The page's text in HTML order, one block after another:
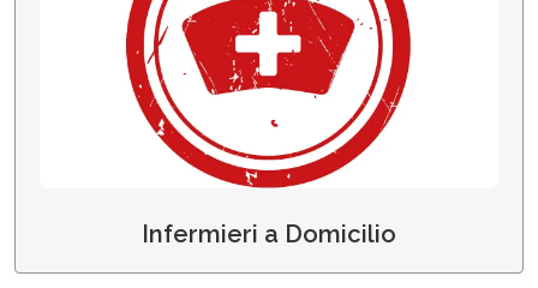
Infermieri a Domicilio
Infermieri a Domicilio